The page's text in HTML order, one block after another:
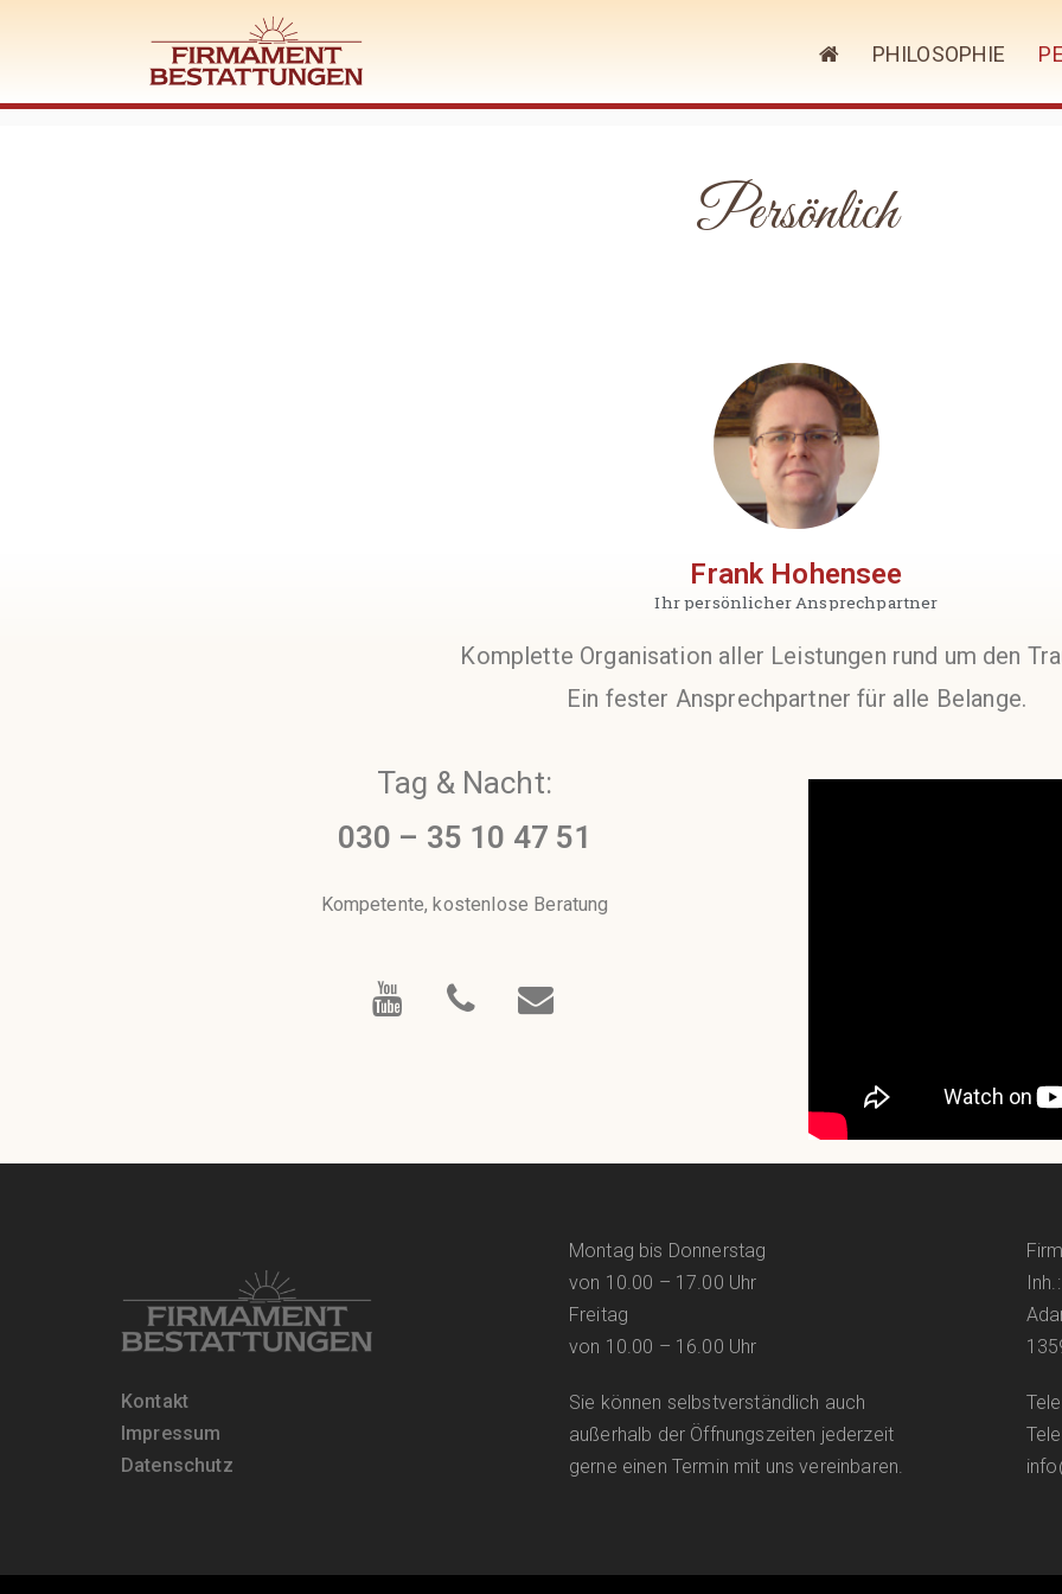
PHILOSOPHIE
Persönlich
Frank Hohensee
Ihr persönlicher Ansprechpartner
Komplette Organisation aller Leistungen rund um den
Ein fester Ansprechpartner für alle Belange.
Tag & Nacht:
030 – 35 10 47 51
Kompetente, kostenlose Beratung
Kontakt
Impressum
Datenschutz
Montag bis Donnerstag
von 10.00 – 17.00 Uhr
Freitag
von 10.00 – 16.00 Uhr
Sie können selbstverständlich auch
außerhalb der Öffnungszeiten jederzeit
gerne einen Termin mit uns vereinbaren.